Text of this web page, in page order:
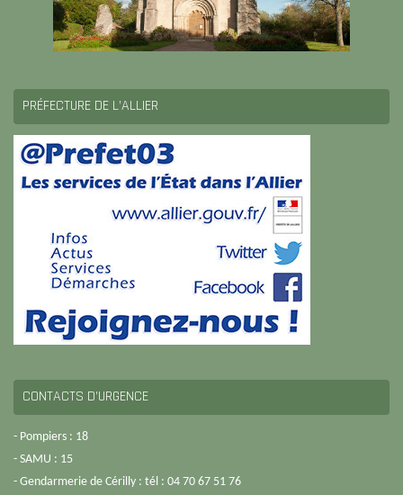
PRÉFECTURE DE L’ALLIER
CONTACTS D’URGENCE
- Pompiers : 18
- SAMU : 15
- Gendarmerie de Cérilly : tél : 04 70 67 51 76